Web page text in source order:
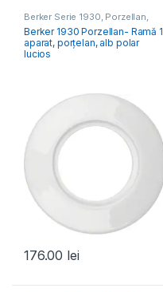
Berker Serie 1930, Porzellan,
Glass, R.Classic
Berker 1930 Porzellan- Ramă 1
aparat, porțelan, alb polar
lucios
176.00 lei